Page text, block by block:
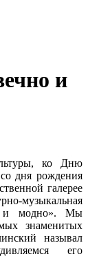
и
ко Дню
дня рождения
галерее
музыкальная
и модно». Мы
знаменитых
называл
его